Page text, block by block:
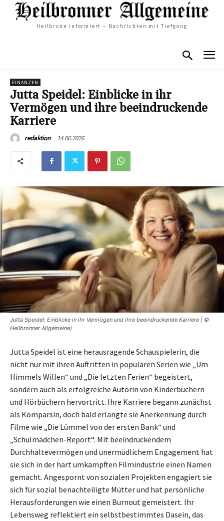
Heilbronn informiert – Nachrichten mit Tiefgang
FINANZEN
Jutta Speidel: Einblicke in ihr
Vermögen und ihre beeindruckende
Karriere
redaktion 14.06.2026
Jutta Speidel: Einblicke in ihr Vermögen und ihre beeindruckende Karriere | ©
Heilbronner Allgemeine)
Jutta Speidel ist eine herausragende Schauspielerin, die
nicht nur mit ihren Auftritten in populären Serien wie „Um
Himmels Willen“ und „Die letzten Ferien“ begeistert,
sondern auch als erfolgreiche Autorin von Kinderbüchern
und Hörbüchern hervortritt. Ihre Karriere begann zunächst
als Komparsin, doch bald erlangte sie Anerkennung durch
Filme wie „Die Lümmel von der ersten Bank“ und
„Schulmädchen-Report“. Mit beeindruckendem
Durchhaltevermögen und unermüdlichem Engagement hat
sie sich in der hart umkämpften Filmindustrie einen Namen
gemacht. Angespornt von sozialen Projekten engagiert sie
sich für sozial benachteiligte Mütter und hat persönliche
Herausforderungen wie einen Burnout gemeistert. Ihr
Lebensweg reflektiert ein selbstbestimmtes Dasein, das